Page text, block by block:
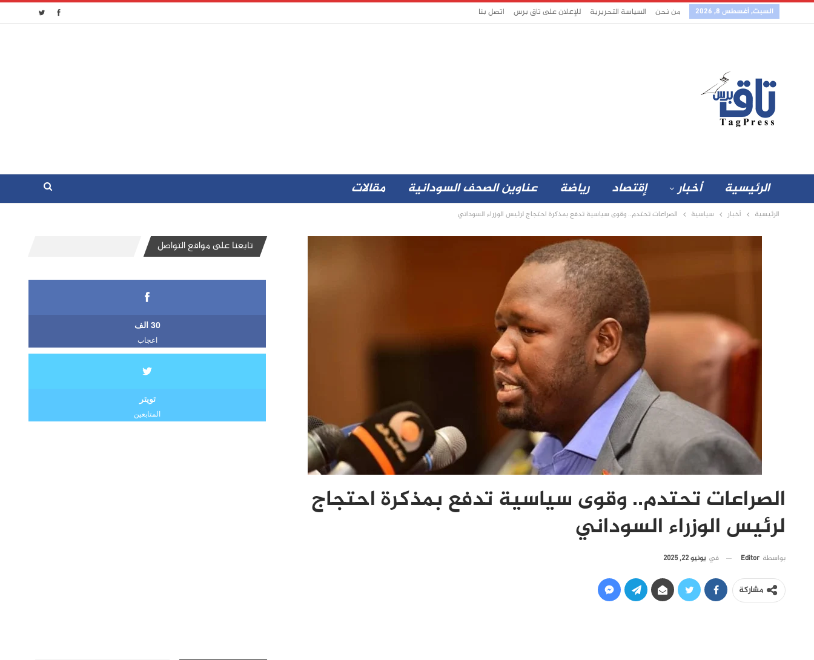
السبت, أغسطس 8, 2026 من نحن السياسة التحريرية للإعلان على تاق برس اتصل بنا
الرئيسية أخبار إقتصاد رياضة عناوين الصحف السودانية مقالات
الرئيسية أخبار سياسية الصراعات تحتدم.. وقوى سياسية تدفع بمذكرة احتجاج لرئيس الوزراء السوداني
الصراعات تحتدم.. وقوى سياسية تدفع بمذكرة احتجاج
لرئيس الوزراء السوداني
بواسطة Editor في يونيو 22, 2025
مشاركة
تابعنا على مواقع التواصل
30 الف
اعجاب
تويتر
المتابعين